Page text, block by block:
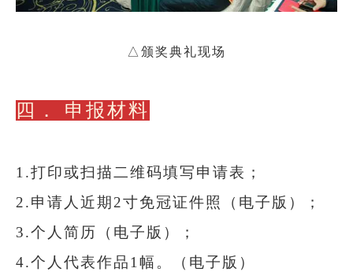
△颁奖典礼现场
四． 申报材料
1.打印或扫描二维码填写申请表；
2.申请人近期2寸免冠证件照（电子版）；
3.个人简历（电子版）；
4.个人代表作品1幅。（电子版）